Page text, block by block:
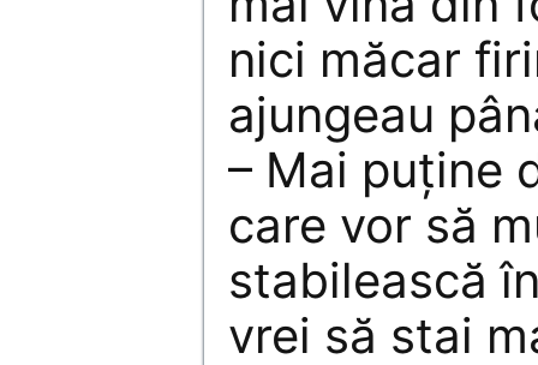
nici măcar
ajungeau
– Mai puține
care vor să
stabilească
vrei să stai